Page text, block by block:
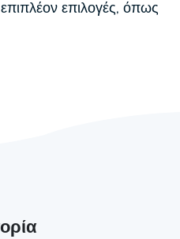
επιλογές, όπως